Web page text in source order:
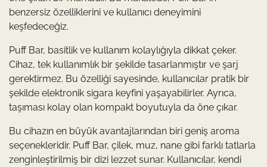
benzersiz özelliklerini ve kullanıcı deneyimini
keşfedeceğiz.
Puff Bar, basitlik ve kullanım kolaylığıyla dikkat çeker.
Cihaz, tek kullanımlık bir şekilde tasarlanmıştır ve şarj
gerektirmez. Bu özelliği sayesinde, kullanıcılar pratik bir
şekilde elektronik sigara keyfini yaşayabilirler. Ayrıca,
taşıması kolay olan kompakt boyutuyla da öne çıkar.
Bu cihazın en büyük avantajlarından biri geniş aroma
seçenekleridir. Puff Bar, çilek, muz, nane gibi farklı tatlarla
zenginleştirilmiş bir dizi lezzet sunar. Kullanıcılar, kendi